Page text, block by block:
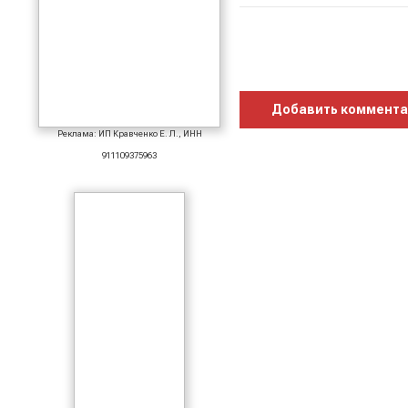
Реклама: ИП Кравченко Е. Л., ИНН
911109375963
Добавить